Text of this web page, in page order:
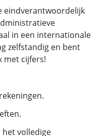
eindverantwoordelijk
in een internationale
zelfstandig en bent
met cijfers!
volledige